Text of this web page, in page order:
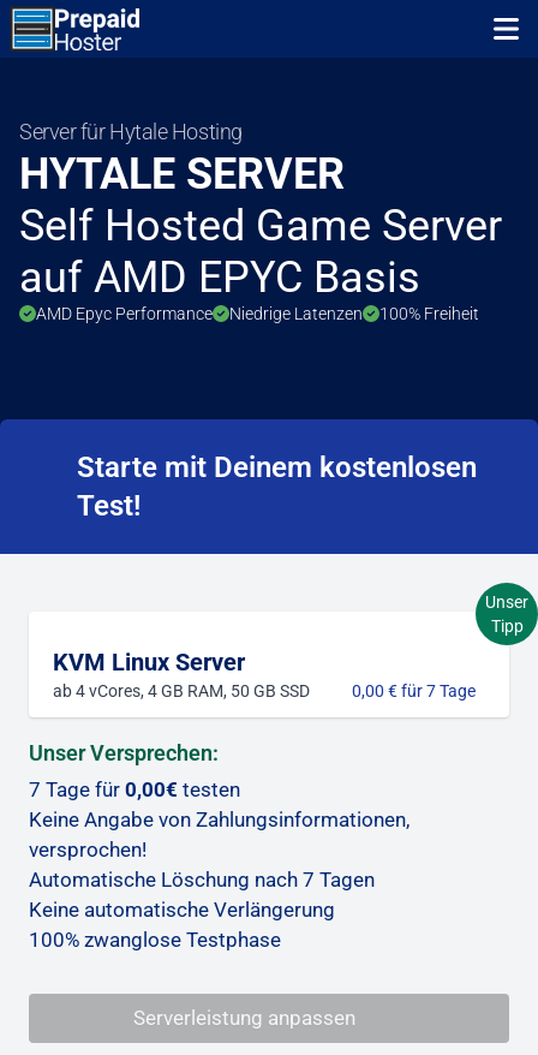
Zum Inhalt springen Zum ersten Navigationslink springen
Server für Hytale Hosting
HYTALE SERVER
Self Hosted Game Server
auf AMD EPYC Basis
AMD Epyc Performance Niedrige Latenzen 100% Freiheit
Starte mit Deinem kostenlosen
Test!
Unser
Tipp
KVM Linux Server
ab 4 vCores, 4 GB RAM, 50 GB SSD 0,00 € für 7 Tage
Unser Versprechen:
7 Tage für 0,00€ testen
Keine Angabe von Zahlungsinformationen,
versprochen!
Automatische Löschung nach 7 Tagen
Keine automatische Verlängerung
100% zwanglose Testphase
Serverleistung anpassen